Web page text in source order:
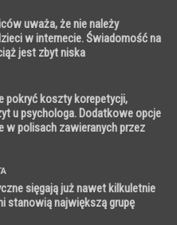
uważa, że nie należy
w internecie. Świadomość na
jest zbyt niska
pokryć koszty korepetycji,
u psychologa. Dodatkowe opcje
w polisach zawieranych przez
sięgają już nawet kilkuletnie
stanowią największą grupę